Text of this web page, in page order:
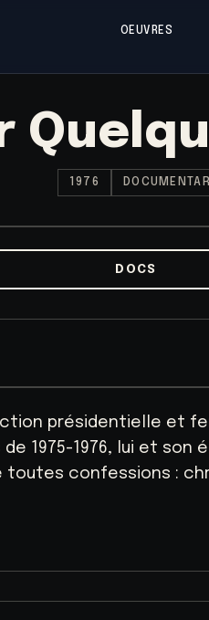
OEUVRES
1976
DOCS
présidentielle et
1975-1976, lui et son
toutes confessions :